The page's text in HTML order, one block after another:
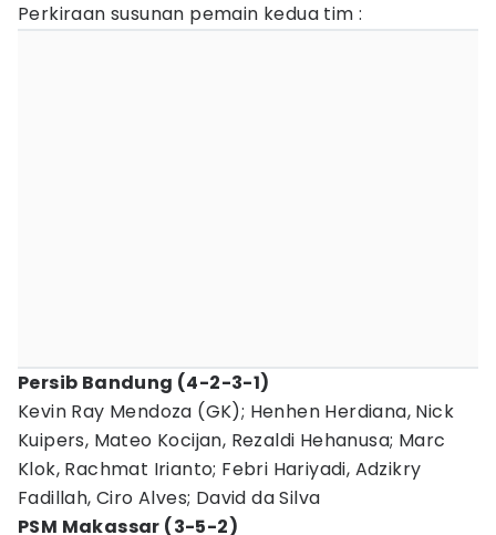
Perkiraan susunan pemain kedua tim :
Persib Bandung (4-2-3-1)
Kevin Ray Mendoza (GK); Henhen Herdiana, Nick
Kuipers, Mateo Kocijan, Rezaldi Hehanusa; Marc
Klok, Rachmat Irianto; Febri Hariyadi, Adzikry
Fadillah, Ciro Alves; David da Silva
PSM Makassar (3-5-2)